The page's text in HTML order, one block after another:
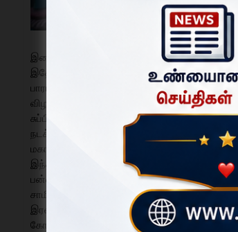
இதை அடுத்து சாமிக்கு கந்த சஷ்டி
இதேபோன்று வருகிற 7-ம் தேதி (மதியம்
பாராயணத்துடன் நடைபெற உள்ளது.
விழாவின் முக்கிய நாளான வருகிற 7-ம்
சுப்பிரமணிய சாமி மற்றும் சூரபத்மன்
நடக்கிறது. இந்த நிகழ்ச்சியில் சூரபத்மணை
மகா தீபாரதனை நடக்கிறது.
இந்த விழாவை முன்னிட்டு பக்தர்களுக்கு
பன்னீர் அபிஷேகம் நடக்கிறது. வருகிற 8-ம்
சாமிக்கு சிறப்பு அபிஷேக ஆராதனை மற்றும்
இரவு 9 மணிக்கு தெய்வானை திருக்கல்யாணம்
கோவில் செயல் அலுவலர், அறங்காவலர் குழுவினர்